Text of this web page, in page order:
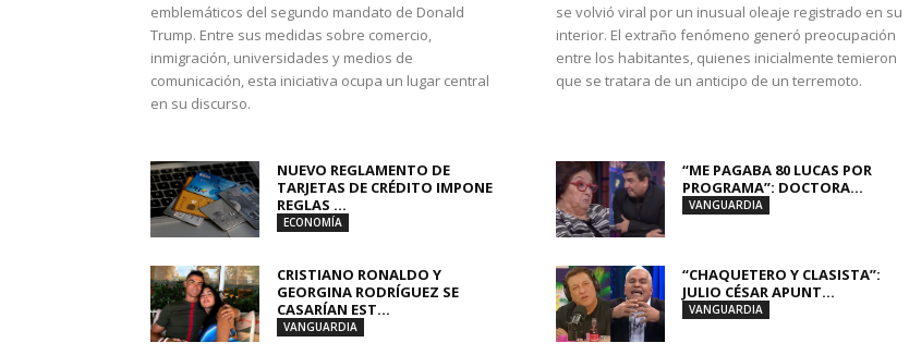
emblemáticos del segundo mandato de Donald
Trump. Entre sus medidas sobre comercio,
inmigración, universidades y medios de
comunicación, esta iniciativa ocupa un lugar central
en su discurso.
se volvió viral por un inusual oleaje registrado en su
interior. El extraño fenómeno generó preocupación
entre los habitantes, quienes inicialmente temieron
que se tratara de un anticipo de un terremoto.
NUEVO REGLAMENTO DE
TARJETAS DE CRÉDITO IMPONE
REGLAS ...
ECONOMÍA
“ME PAGABA 80 LUCAS POR
PROGRAMA”: DOCTORA...
VANGUARDIA
CRISTIANO RONALDO Y
GEORGINA RODRÍGUEZ SE
CASARÍAN EST...
VANGUARDIA
“CHAQUETERO Y CLASISTA”:
JULIO CÉSAR APUNT...
VANGUARDIA